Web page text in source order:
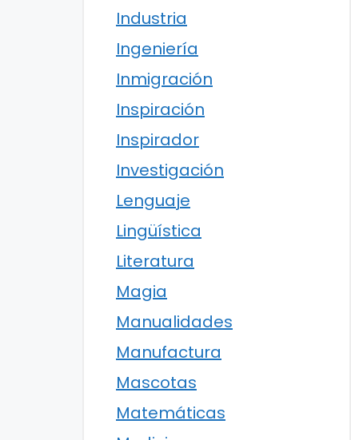
Industria
Ingeniería
Inmigración
Inspiración
Inspirador
Investigación
Lenguaje
Lingüística
Literatura
Magia
Manualidades
Manufactura
Mascotas
Matemáticas